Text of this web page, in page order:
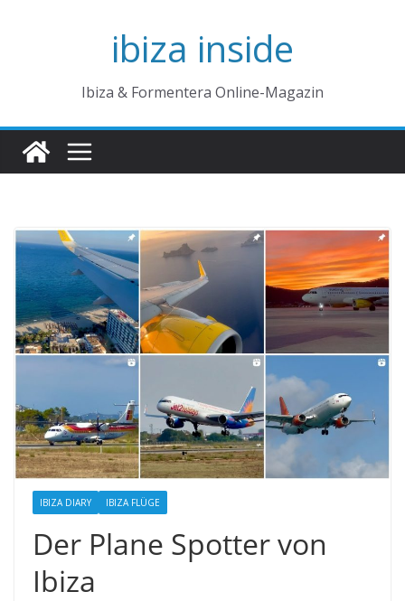
ibiza inside
Ibiza & Formentera Online-Magazin
IBIZA DIARY IBIZA FLÜGE
Der Plane Spotter von
Ibiza